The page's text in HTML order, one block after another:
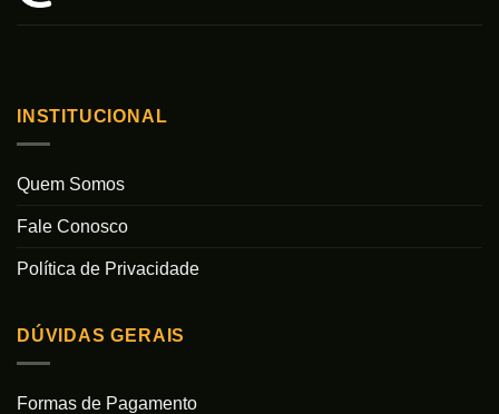
INSTITUCIONAL
Quem Somos
Fale Conosco
Política de Privacidade
DÚVIDAS GERAIS
Formas de Pagamento